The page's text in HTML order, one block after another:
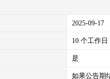
2025-09-17
10 个工作日
是
如果公告期